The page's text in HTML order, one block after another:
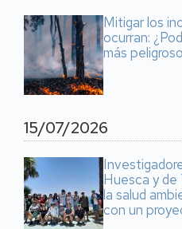
Mitigar los
ocurran:
más
15/07/2026
Huesca y de
la salud
con un